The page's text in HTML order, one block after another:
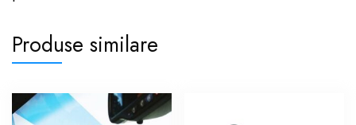
Produse similare